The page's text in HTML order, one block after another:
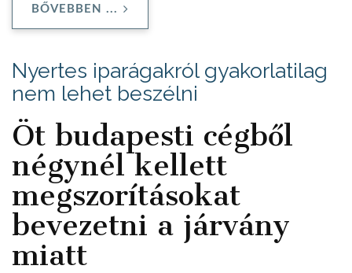
BŐVEBBEN ...
Nyertes iparágakról gyakorlatilag
nem lehet beszélni
Öt budapesti cégből
négynél kellett
megszorításokat
bevezetni a járvány
miatt